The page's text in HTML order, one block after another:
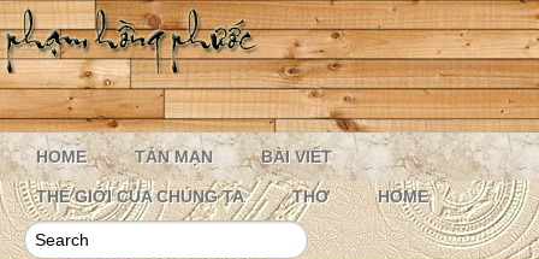
HOME TẢN MẠN BÀI VIẾT
THẾ GIỚI CỦA CHÚNG TA THƠ HOME